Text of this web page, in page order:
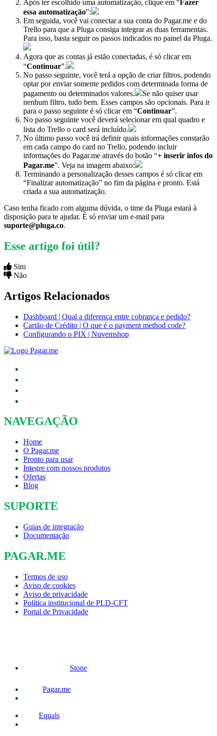
Após ter escolhido uma automatização, clique em “Fazer
essa automatização”:
Em seguida, você vai conectar a sua conta do Pagar.me e do
Trello para que a Pluga consiga integrar as duas ferramentas.
Para isso, basta seguir os passos indicados no painel da Pluga.
Agora que as contas já estão conectadas, é só clicar em
“Continuar”.
No passo seguinte, você terá a opção de criar filtros, podendo
optar por enviar somente pedidos com determinada forma de
pagamento ou determinados valores.
Se não quiser usar
nenhum filtro, tudo bem. Esses campos são opcionais. Para ir
para o passo seguinte é só clicar em “Continuar”.
No passo seguinte você deverá selecionar em qual quadro e
lista do Trello o card será incluído.
No último passo você irá definir quais informações constarão
em cada campo do card no Trello, podendo incluir
informações do Pagar.me através do botão “+ inserir infos do
Pagar.me”. Veja na imagem abaixo:
Terminando a personalização desses campos é só clicar em
“Finalizar automatização” no fim da página e pronto. Está
criada a sua automatização.
Caso tenha ficado com alguma dúvida, o time da Pluga estará à
disposição para te ajudar. É só enviar um e-mail para
suporte@pluga.co.
Esse artigo foi útil?
Sim
Não
Artigos Relacionados
Dashboard | Qual a diferença entre cobrança e pedido?
Cartão de Crédito | O que é o payment method code?
Configurando o PIX | Nuvemshop
NAVEGAÇÃO
Home
O Pagar.me
Pronto para usar
Integre com nossos produtos
Ofertas
Blog
SUPORTE
Guias de integração
Documentação
PAGAR.ME
Termos de uso
Aviso de cookies
Aviso de privacidade
Política institucional de PLD-CFT
Portal de Privacidade
Stone
Pagar.me
Equals